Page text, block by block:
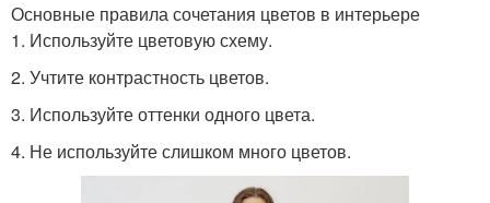
Основные правила сочетания цветов в интерьере
1. Используйте цветовую схему.
2. Учтите контрастность цветов.
3. Используйте оттенки одного цвета.
4. Не используйте слишком много цветов.